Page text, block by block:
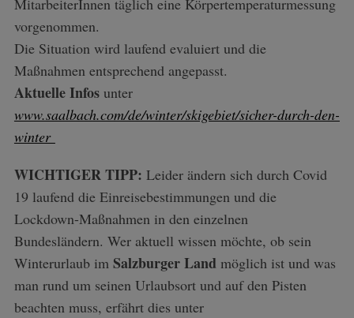
vorgenommen.
Die Situation wird laufend evaluiert und die
Maßnahmen entsprechend angepasst.
Aktuelle Infosunter
www.saalbach.com/de/winter/skigebiet/sicher-durch-den-
winter
WICHTIGER TIPP: Leider ändern sich durch Covid
19 laufend die Einreisebestimmungen und die
Lockdown-Maßnahmen in den einzelnen
Bundesländern. Wer aktuell wissen möchte, ob sein
Winterurlaub im Salzburger Land möglich ist und was
man rund um seinen Urlaubsort und auf den Pisten
beachten muss, erfährt dies unter